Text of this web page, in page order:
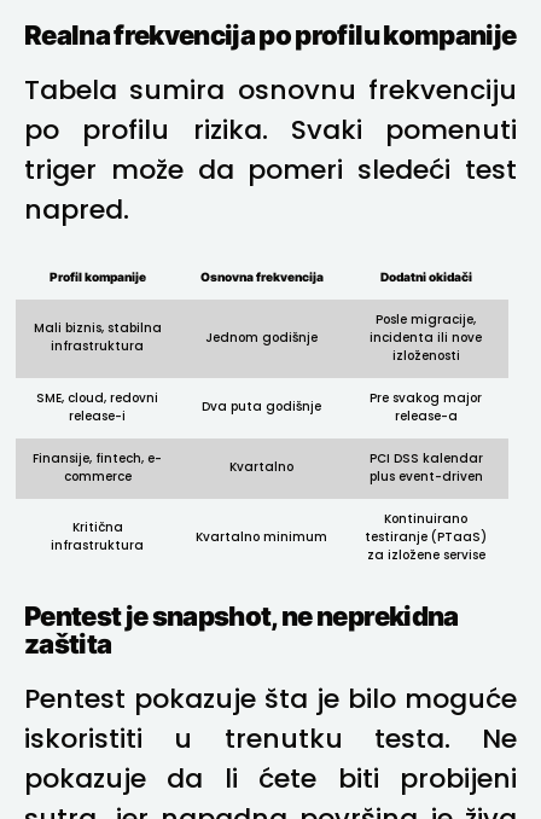
Realna frekvencija po profilu kompanije
Tabela sumira osnovnu frekvenciju
po profilu rizika. Svaki pomenuti
triger može da pomeri sledeći test
napred.
Profil kompanije Osnovna frekvencija Dodatni okidači
Mali biznis, stabilna
infrastruktura
Jednom godišnje
Posle migracije,
incidenta ili nove
izloženosti
SME, cloud, redovni
release-i
Dva puta godišnje
Pre svakog major
release-a
Finansije, fintech, e-
commerce
Kvartalno
PCI DSS kalendar
plus event-driven
Kritična
infrastruktura
Kvartalno minimum
Kontinuirano
testiranje (PTaaS)
za izložene servise
Pentest je snapshot, ne neprekidna
zaštita
Pentest pokazuje šta je bilo moguće
iskoristiti u trenutku testa. Ne
pokazuje da li ćete biti probijeni